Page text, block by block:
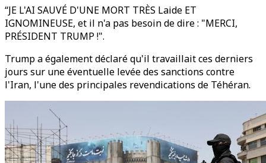
“JE L'AI SAUVÉ D'UNE MORT TRÈS Laide ET
IGNOMINEUSE, et il n'a pas besoin de dire : "MERCI,
PRÉSIDENT TRUMP !".
Trump a également déclaré qu'il travaillait ces derniers
jours sur une éventuelle levée des sanctions contre
l'Iran, l'une des principales revendications de Téhéran.